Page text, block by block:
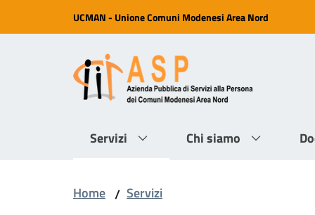
Vai al contenuto
Vai alla navigazioneUCMAN - Unione Comuni Modenesi Area Nord
Servizi Chi siamo
Home / Servizi